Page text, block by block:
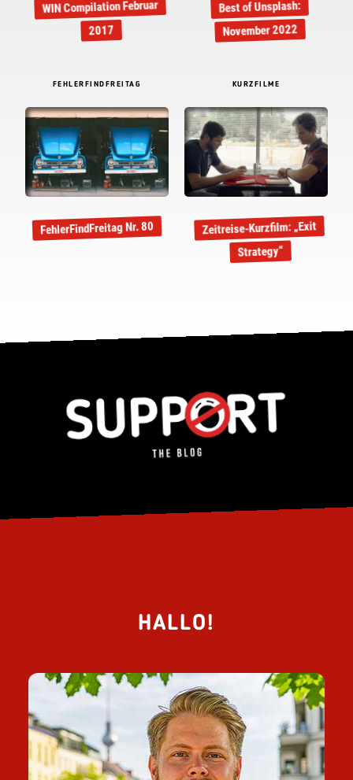
WIN Compilation Februar
2017
Best of Unsplash:
November 2022
FEHLERFINDFREITAG
FehlerFindFreitag Nr. 80
KURZFILME
Zeitreise-Kurzfilm: „Exit
Strategy“
HALLO!